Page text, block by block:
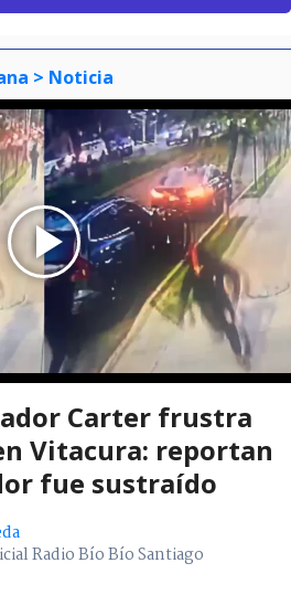
> Noticia
Carter frustra
Vitacura: reportan
fue sustraído
Radio Bío Bío Santiago